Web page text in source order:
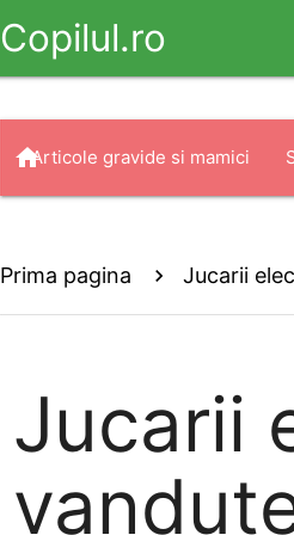
Copilul.ro
homeArticole gravide si mamici
Prima pagina Jucarii
Jucarii